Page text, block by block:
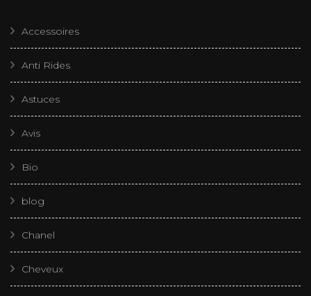
Accessoires
Anti Rides
Astuces
Avis
Bio
blog
Chanel
Cheveux